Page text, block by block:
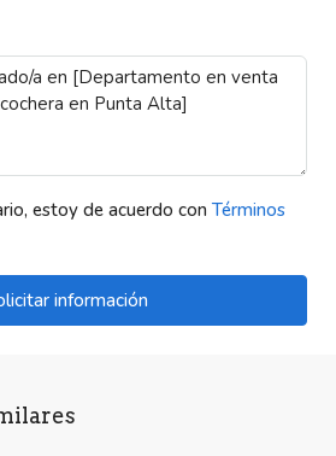
estoy de acuerdo con Términos
información